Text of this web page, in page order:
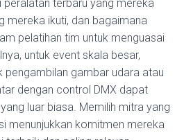
peralatan terbaru yang mereka
mereka ikuti, dan bagaimana
pelatihan tim untuk menguasai
untuk event skala besar,
pengambilan gambar udara atau
dengan control DMX dapat
luar biasa. Memilih mitra yang
menunjukkan komitmen mereka